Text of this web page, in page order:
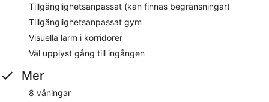
Tillgänglighetsanpassat (kan finnas begränsningar)
Tillgänglighetsanpassat gym
Visuella larm i korridorer
Väl upplyst gång till ingången
Mer
8 våningar